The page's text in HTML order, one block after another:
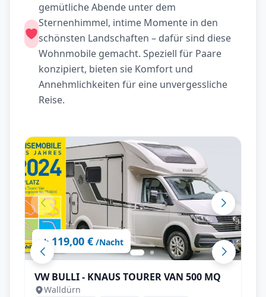
gemütliche Abende unter dem
Sternenhimmel, intime Momente in den
schönsten Landschaften – dafür sind diese
Wohnmobile gemacht. Speziell für Paare
konzipiert, bieten sie Komfort und
Annehmlichkeiten für eine unvergessliche
Reise.
ab 119,00 € /Nacht
VW BULLI - KNAUS TOURER VAN 500 MQ
Walldürn